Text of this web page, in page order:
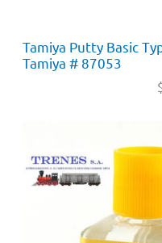
Tamiya Putty Basic
Tamiya # 87053